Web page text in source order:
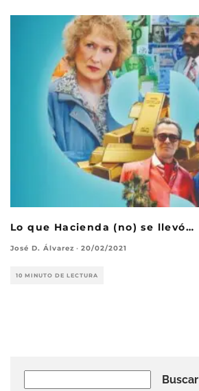
Lo que Hacienda (no) se llevó…
José D. Álvarez · 20/02/2021
10 MINUTO DE LECTURA
Buscar